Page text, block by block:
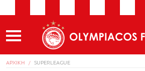
ΑΡΧΙΚΗ SUPERLEAGUE